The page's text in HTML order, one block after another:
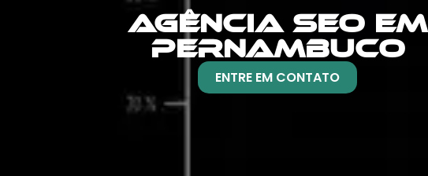
AGÊNCIA SEO EM
PERNAMBUCO
ENTRE EM CONTATO